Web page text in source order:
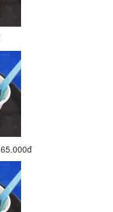
65.000đ